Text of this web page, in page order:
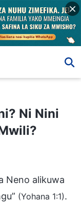
Mwili?
Ni Nini
Neno alikuwa
(Yohana 1:1).